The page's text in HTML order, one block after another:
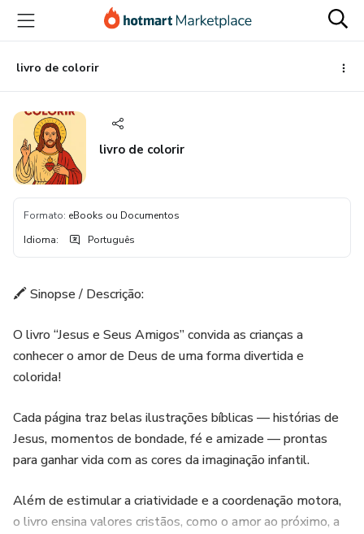
para
conteúdo
principal
para
pagamento
para
rodapé
livro de colorir
livro de colorir
Formato: eBooks ou Documentos
Idioma: Português
🖍️ Sinopse / Descrição:
O livro “Jesus e Seus Amigos” convida as crianças a
conhecer o amor de Deus de uma forma divertida e
colorida!
Cada página traz belas ilustrações bíblicas — histórias de
Jesus, momentos de bondade, fé e amizade — prontas
para ganhar vida com as cores da imaginação infantil.
Além de estimular a criatividade e a coordenação motora,
o livro ensina valores cristãos, como o amor ao próximo, a